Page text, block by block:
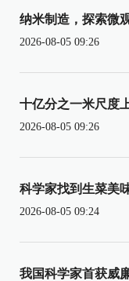
纳米制造，探索微
2026-08-05 09:26
十亿分之一米尺度
2026-08-05 09:26
科学家找到生菜美
2026-08-05 09:24
我国科学家首获威